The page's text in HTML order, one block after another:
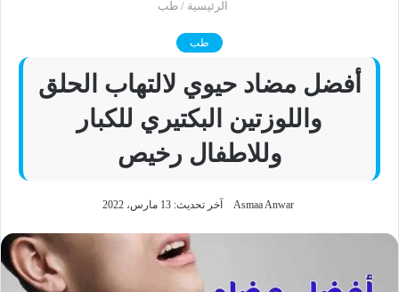
الرئيسية / طب
طب
أفضل مضاد حيوي لالتهاب الحلق
واللوزتين البكتيري للكبار
وللاطفال رخيص
Asmaa Anwar آخر تحديث: 13 مارس، 2022